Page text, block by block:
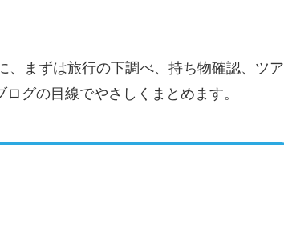
、まずは旅行の下調べ、持ち物確認、ツア
グの目線でやさしくまとめます。